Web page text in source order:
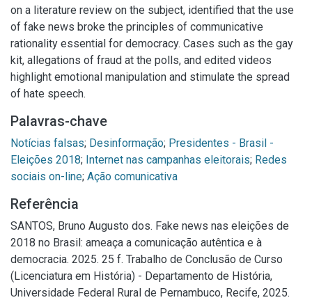
on a literature review on the subject, identified that the use
of fake news broke the principles of communicative
rationality essential for democracy. Cases such as the gay
kit, allegations of fraud at the polls, and edited videos
highlight emotional manipulation and stimulate the spread
of hate speech.
Palavras-chave
Notícias falsas; Desinformação; Presidentes - Brasil -
Eleições 2018; Internet nas campanhas eleitorais; Redes
sociais on-line; Ação comunicativa
Referência
SANTOS, Bruno Augusto dos. Fake news nas eleições de
2018 no Brasil: ameaça a comunicação autêntica e à
democracia. 2025. 25 f. Trabalho de Conclusão de Curso
(Licenciatura em História) - Departamento de História,
Universidade Federal Rural de Pernambuco, Recife, 2025.